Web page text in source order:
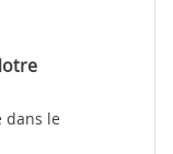
dans le